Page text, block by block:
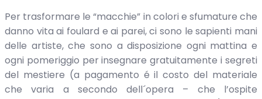
Per trasformare le “macchie” in colori e sfumature che
danno vita ai foulard e ai parei, ci sono le sapienti mani
delle artiste, che sono a disposizione ogni mattina e
ogni pomeriggio per insegnare gratuitamente i segreti
del mestiere (a pagamento é il costo del materiale
che varia a secondo dell´opera – che l’ospite